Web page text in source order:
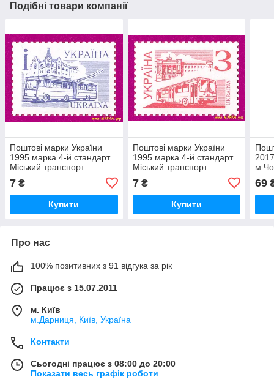
Подібні товари компанії
Поштові марки України
1995 марка 4-й стандарт
Міський транспорт.
7 ₴
Купити
Поштові марки України
1995 марка 4-й стандарт
Міський транспорт.
7₴
Купити
69
Про нас
100% позитивних з 91 відгука за рік
Працює з 15.07.2011
м. Київ
м.Дарниця, Київ, Україна
Контакти
Сьогодні працює з 08:00 до 20:00
Показати весь графік роботи